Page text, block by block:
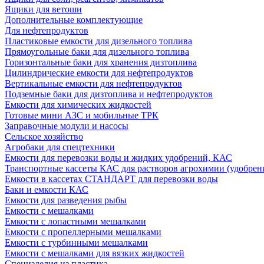
Ящики для ветоши
Дополнительные комплектующие
Для нефтепродуктов
Пластиковые емкости для дизельного топлива
Прямоугольные баки для дизельного топлива
Горизонтальные баки для хранения дизтоплива
Цилиндрические емкости для нефтепродуктов
Вертикальные емкости для нефтепродуктов
Подземные баки для дизтоплива и нефтепродуктов
Емкости для химических жидкостей
Готовые мини АЗС и мобильные ТРК
Заправочные модули и насосы
Сельское хозяйство
Агробаки для спецтехники
Емкости для перевозки воды и жидких удобрений, КАС
Транспортные кассеты КАС для растворов агрохимии
Емкости в кассетах СТАНДАРТ для перевозки воды
Баки и емкости КАС
Емкости для разведения рыбы
Емкости с мешалками
Емкости с лопастными мешалками
Емкости с пропеллерными мешалками
Емкости с турбинными мешалками
Емкости с мешалками для вязких жидкостей